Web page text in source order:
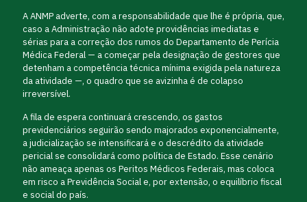
A ANMP adverte, com a responsabilidade que lhe é própria, que,
caso a Administração não adote providências imediatas e
sérias para a correção dos rumos do Departamento de Perícia
Médica Federal — a começar pela designação de gestores que
detenham a competência técnica mínima exigida pela natureza
da atividade —, o quadro que se avizinha é de colapso
irreversível.
A fila de espera continuará crescendo, os gastos
previdenciários seguirão sendo majorados exponencialmente,
a judicialização se intensificará e o descrédito da atividade
pericial se consolidará como política de Estado. Esse cenário
não ameaça apenas os Peritos Médicos Federais, mas coloca
em risco a Previdência Social e, por extensão, o equilíbrio fiscal
e social do país.